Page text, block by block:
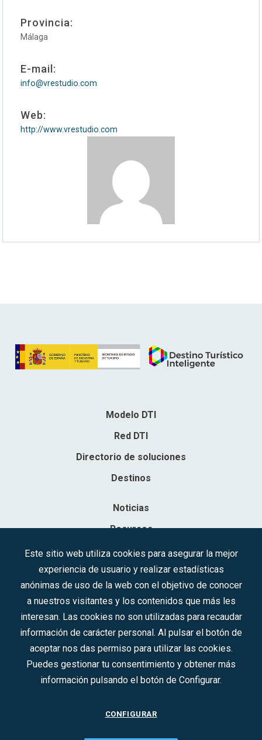
Provincia:
Málaga
E-mail:
info@vrestudio.com
Web:
http://www.vrestudio.com
Modelo DTI
Red DTI
Directorio de soluciones
Destinos
Noticias
Recursos
Contacto
Sociedad Mercantil Estatal para la Gestión de la Innovación y las
C.I.F.: A-81/874.984
Síguenos en redes sociales:
CONTACTO
Este sitio web utiliza cookies para asegurar la mejor
experiencia de usuario y realizar estadísticas
anónimas de uso de la web con el objetivo de conocer
a nuestros visitantes y los contenidos que más les
interesan. Las cookies no son utilizadas para recaudar
información de carácter personal. Al pulsar el botón de
aceptar nos das permiso para utilizar las cookies.
Puedes gestionar tu consentimiento y obtener más
información pulsando el botón de Configurar.
CONFIGURAR